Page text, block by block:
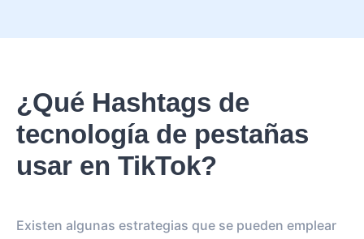
¿Qué Hashtags de
tecnología de pestañas
usar en TikTok?
Existen algunas estrategias que se pueden emplear